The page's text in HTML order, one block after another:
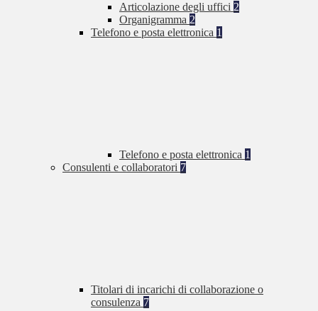
Articolazione degli uffici 2
Organigramma 2
Telefono e posta elettronica 1
Telefono e posta elettronica 1
Consulenti e collaboratori 7
Titolari di incarichi di collaborazione o
consulenza 7